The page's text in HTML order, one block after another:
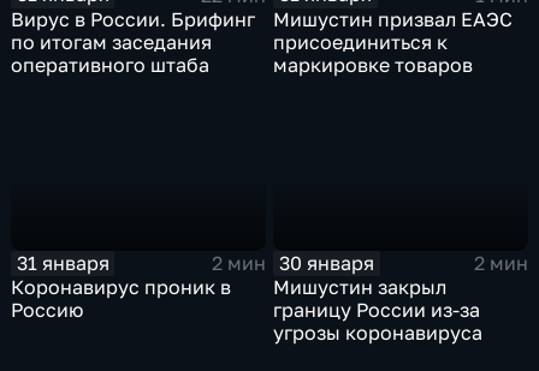
Вирус в России. Брифинг
по итогам заседания
оперативного штаба
Мишустин призвал ЕАЭС
присоединиться к
маркировке товаров
31 января
2 мин
Коронавирус проник в
Россию
30 января
2 мин
Мишустин закрыл
границу России из-за
угрозы коронавируса